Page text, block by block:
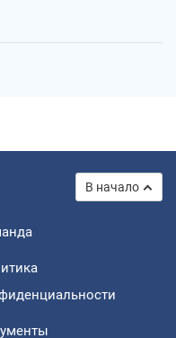
В начало